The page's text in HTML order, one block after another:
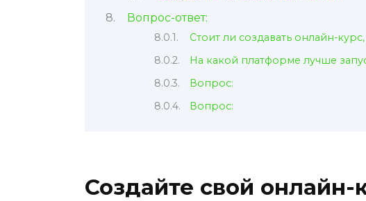
Вопрос-ответ:
Стоит ли создавать онлайн-
На какой платформе лучше
Вопрос:
Вопрос:
Создайте свой онлайн-